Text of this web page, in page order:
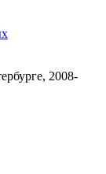
2008-